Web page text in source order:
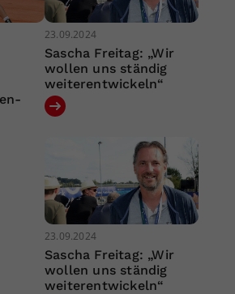
23.09.2024
Sascha Freitag: „Wir
wollen uns ständig
weiterentwickeln“
23.09.2024
Sascha Freitag: „Wir
wollen uns ständig
weiterentwickeln“